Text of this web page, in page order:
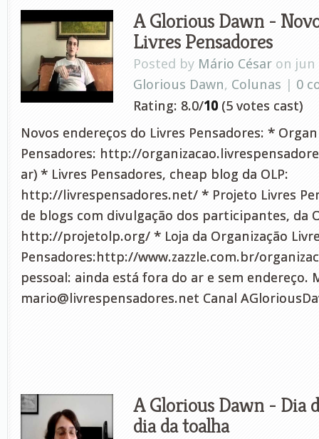
A Glorious Dawn -
Livres Pensadores
Posted by Mário César on jun
Glorious Dawn, Colunas | 0
Rating: 8.0/10 (5 votes cast)
Novos endereços do Livres Pensadores: *
Pensadores: http://
ar) * Livres Pensadores, cheap blog da OLP:
http://livrespensadores.net/ * Projeto Livres
de blogs com divulgação dos participantes, da
http://projetolp.org/ * Loja da Organização
Pensadores:http://www.zazzle.com.br/
pessoal: ainda está fora do ar e sem endereço.
mario@livrespensadores.net Canal
A Glorious Dawn - Dia
dia da toalha